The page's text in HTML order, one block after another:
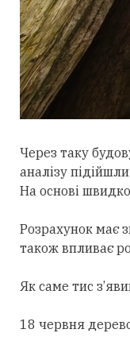
Через таку
аналізу
На основі
Розрахунок має
також впливає
Як саме тис
18 червня